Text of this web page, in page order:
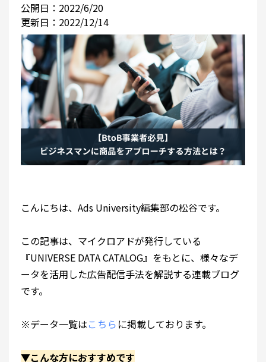
公開日：2022/6/20
更新日：2022/12/14
こんにちは、Ads University編集部の松谷です。
この記事は、マイクロアドが発行している
『UNIVERSE DATA CATALOG』をもとに、様々なデ
ータを活用した広告配信手法を解説する連載ブログ
です。
※データ一覧はこちら に掲載しております。
▼こんな方におすすめです